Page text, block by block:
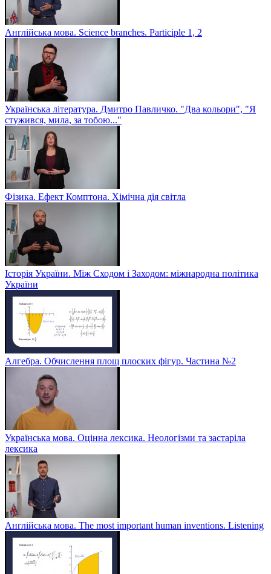
Англійська мова. Sсience branches. Participle 1, 2
Українська література. Дмитро Павличко. "Два кольори", "Я
стужився, мила, за тобою..."
Фізика. Ефект Комптона. Хімічна дія світла
Історія України. Між Сходом і Заходом: міжнародна політика
України
Алгебра. Обчислення площ плоских фігур. Частина №2
Українська мова. Оцінна лексика. Неологізми та застаріла
лексика
Англійська мова. The most important human inventions. Listening